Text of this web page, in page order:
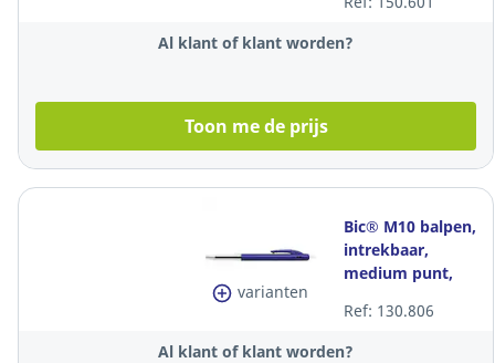
Al klant of klant worden?
Toon me de prijs
varianten
Bic® M10 balpen,
intrekbaar,
medium punt,
Ref: 130.806
Al klant of klant worden?